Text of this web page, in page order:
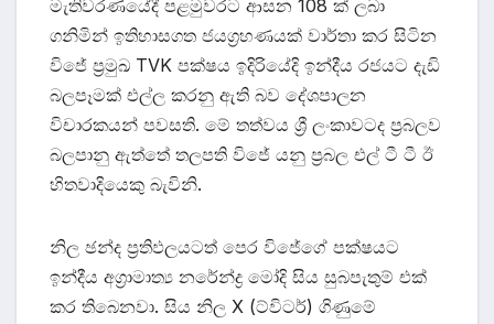
මැතිවරණයේදී පළමුවරට ආසන 108 ක් ලබා
ගනිමින් ඉතිහාසගත ජයග්‍රහණයක් වාර්තා කර සිටින
විජේ ප්‍රමුඛ TVK පක්ෂය ඉදිරියේදි ඉන්දීය රජයට දැඩි
බලපෑමක් එල්ල කරනු ඇති බව දේශපාලන
විචාරකයන් පවසති. මේ තත්වය ශ්‍රී ලංකාවටද ප්‍රබලව
බලපානු ඇත්තේ තලපති විජේ යනු ප්‍රබල එල් ටී ටී ඊ
හිතවාදියෙකු බැවිනි.
නිල ඡන්ද ප්‍රතිඵලයටත් පෙර විජේගේ පක්ෂයට
ඉන්දීය අග්‍රාමාත්‍ය නරේන්ද්‍ර මෝදි සිය සුබපැතුම් එක්
කර තිබෙනවා. සිය නිල X (ට්විටර්) ගිණුමේ